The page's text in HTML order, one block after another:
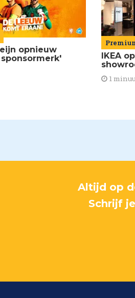
opnieuw
IKEA
1
Altijd op
Schrijf